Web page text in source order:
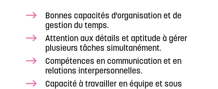
Bonnes capacités d'organisation et de
gestion du temps.
Attention aux détails et aptitude à gérer
plusieurs tâches simultanément.
Compétences en communication et en
relations interpersonnelles.
Capacité à travailler en équipe et sous